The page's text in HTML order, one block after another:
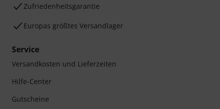
Zufriedenheitsgarantie
Europas größtes Versandlager
Service
Versandkosten und Lieferzeiten
Hilfe-Center
Gutscheine